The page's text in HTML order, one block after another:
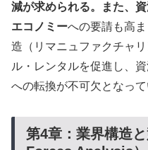
減が求められる。また、
エコノミーへの要請も高
造（リマニュファクチャ
ル・レンタルを促進し、
への転換が不可欠となって
第4章：業界構造